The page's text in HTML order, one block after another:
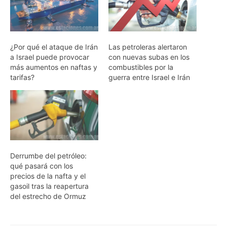
¿Por qué el ataque de Irán
a Israel puede provocar
más aumentos en naftas y
tarifas?
Las petroleras alertaron
con nuevas subas en los
combustibles por la
guerra entre Israel e Irán
Derrumbe del petróleo:
qué pasará con los
precios de la nafta y el
gasoil tras la reapertura
del estrecho de Ormuz